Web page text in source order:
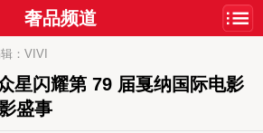
奢品频道
：VIVI
星闪耀第 79 届戛纳国际电影
盛事